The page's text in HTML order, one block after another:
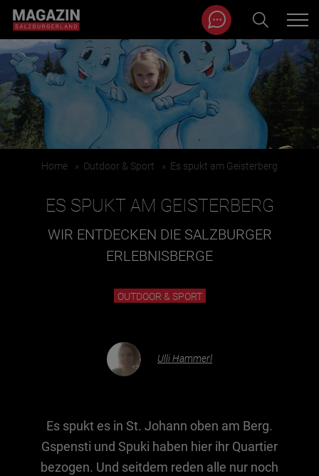
Zum Inhalt springen
BEITRÄGE IN MEINER NÄHE
Nachhaltigkeit
Sehenswürdig
Magazin durchsuchen...
Home » Outdoor & Sport » Es spukt am Geisterberg
ES SPUKT AM GEISTERBERG
WIR ENTDECKEN DIE SALZBURGER
ERLEBNISBERGE
OUTDOOR & SPORT
Ulli Hammerl
Es spukt es in St. Johann oben am Berg.
Gspensti und Spuki haben hier ihr Quartier
bezogen. Und seitdem reden alle nur noch